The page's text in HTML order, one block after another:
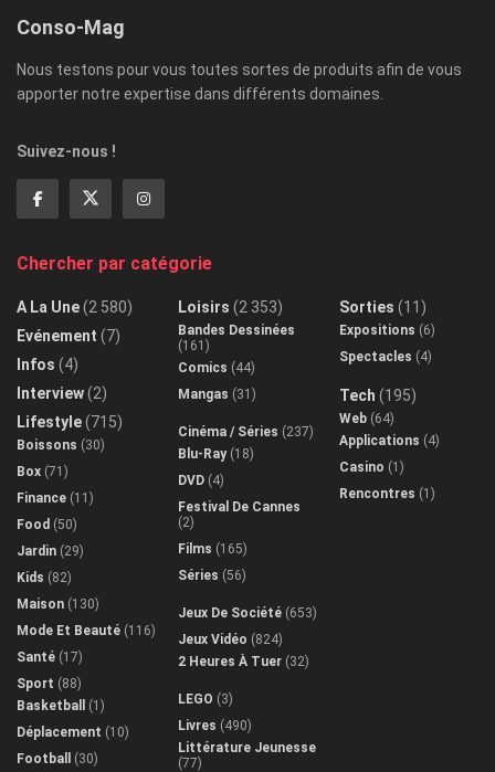
Conso-Mag
Nous testons pour vous toutes sortes de produits afin de vous
apporter notre expertise dans différents domaines.
Suivez-nous !
Chercher par catégorie
A La Une(2 580)
Evénement (7)
Infos (4)
Interview(2)
Lifestyle(715)
Boissons (30)
Box (71)
Finance (11)
Food (50)
Jardin (29)
Kids (82)
Maison (130)
Mode Et Beauté (116)
Santé (17)
Sport (88)
Basketball
(1)
Déplacement (10)
Football
(30)
Loisirs (2 353)
Bandes Dessinées
(161)
Comics (44)
Mangas (31)
Cinéma / Séries (237)
Blu-Ray(18)
DVD (4)
Festival De Cannes
(2)
Films (165)
Séries (56)
Jeux De Société (653)
Jeux Vidéo (824)
2 Heures À Tuer (32)
LEGO (3)
Livres (490)
Littérature Jeunesse
(77)
Sorties (11)
Expositions (6)
Spectacles (4)
Tech (195)
Web (64)
Applications (4)
Casino (1)
Rencontres (1)